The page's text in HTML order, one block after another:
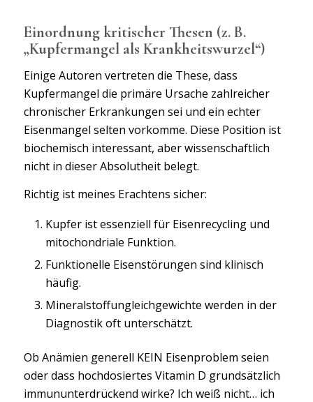
Einordnung kritischer Thesen (z. B.
„Kupfermangel als Krankheitswurzel“)
Einige Autoren vertreten die These, dass
Kupfermangel die primäre Ursache zahlreicher
chronischer Erkrankungen sei und ein echter
Eisenmangel selten vorkomme. Diese Position ist
biochemisch interessant, aber wissenschaftlich
nicht in dieser Absolutheit belegt.
Richtig ist meines Erachtens sicher:
Kupfer ist essenziell für Eisenrecycling und
mitochondriale Funktion.
Funktionelle Eisenstörungen sind klinisch
häufig.
Mineralstoffungleichgewichte werden in der
Diagnostik oft unterschätzt.
Ob Anämien generell KEIN Eisenproblem seien
oder dass hochdosiertes Vitamin D grundsätzlich
immununterdrückend wirke? Ich weiß nicht… ich